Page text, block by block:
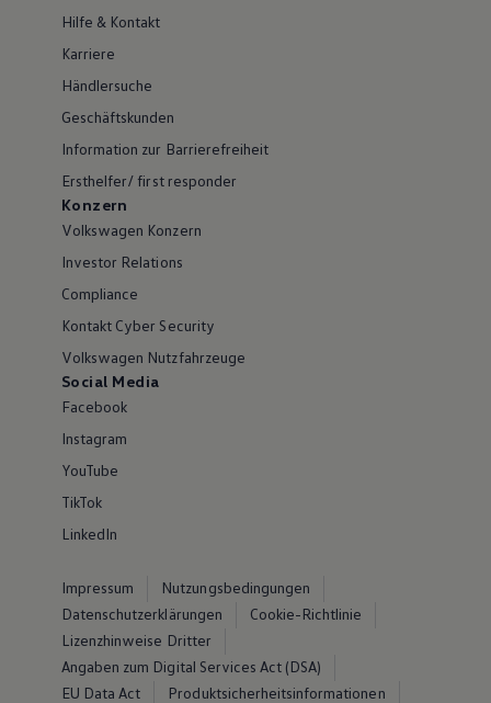
Hilfe & Kontakt
Karriere
Händlersuche
Geschäftskunden
Information zur Barrierefreiheit
Ersthelfer/ first responder
Konzern
Volkswagen Konzern
Investor Relations
Compliance
Kontakt Cyber Security
Volkswagen Nutzfahrzeuge
Social Media
Facebook
Instagram
YouTube
TikTok
LinkedIn
Impressum
Nutzungsbedingungen
Datenschutzerklärungen
Cookie-Richtlinie
Lizenzhinweise Dritter
Angaben zum Digital Services Act (DSA)
EU Data Act
Produktsicherheitsinformationen